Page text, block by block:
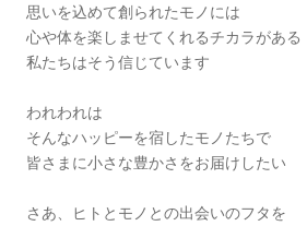
思いを込めて創られたモノには
心や体を楽しませてくれるチカラがある
私たちはそう信じています
われわれは
そんなハッピーを宿したモノたちで
皆さまに小さな豊かさをお届けしたい
さあ、ヒトとモノとの出会いのフタを